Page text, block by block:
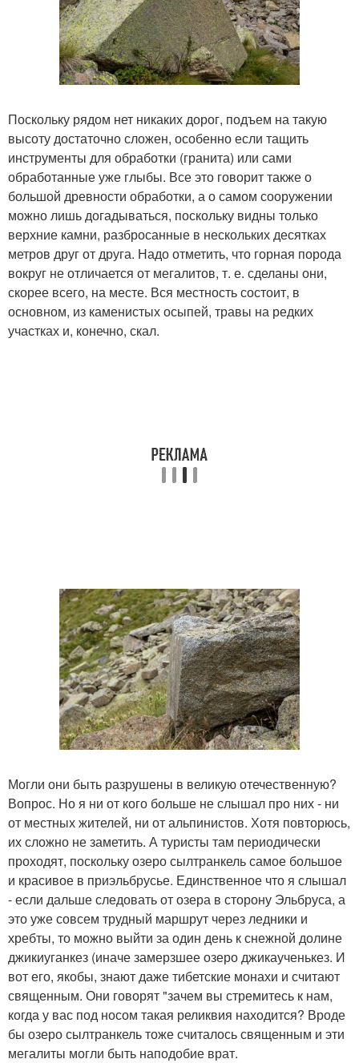
Поскольку рядом нет никаких дорог, подъем на такую
высоту достаточно сложен, особенно если тащить
инструменты для обработки (гранита) или сами
обработанные уже глыбы. Все это говорит также о
большой древности обработки, а о самом сооружении
можно лишь догадываться, поскольку видны только
верхние камни, разбросанные в нескольких десятках
метров друг от друга. Надо отметить, что горная порода
вокруг не отличается от мегалитов, т. е. сделаны они,
скорее всего, на месте. Вся местность состоит, в
основном, из каменистых осыпей, травы на редких
участках и, конечно, скал.
Могли они быть разрушены в великую отечественную?
Вопрос. Но я ни от кого больше не слышал про них - ни
от местных жителей, ни от альпинистов. Хотя повторюсь,
их сложно не заметить. А туристы там периодически
проходят, поскольку озеро сылтранкель самое большое
и красивое в приэльбрусье. Единственное что я слышал
- если дальше следовать от озера в сторону Эльбруса, а
это уже совсем трудный маршрут через ледники и
хребты, то можно выйти за один день к снежной долине
джикиуганкез (иначе замерзшее озеро джикаученькез. И
вот его, якобы, знают даже тибетские монахи и считают
священным. Они говорят "зачем вы стремитесь к нам,
когда у вас под носом такая реликвия находится? Вроде
бы озеро сылтранкель тоже считалось священным и эти
мегалиты могли быть наподобие врат.